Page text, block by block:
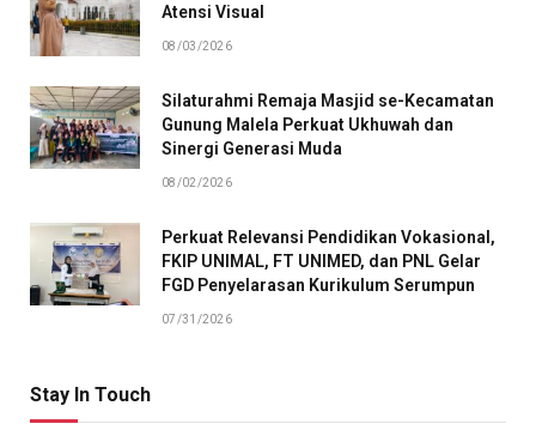
Atensi Visual
08/03/2026
Silaturahmi Remaja Masjid se-Kecamatan
Gunung Malela Perkuat Ukhuwah dan
Sinergi Generasi Muda
08/02/2026
Perkuat Relevansi Pendidikan Vokasional,
FKIP UNIMAL, FT UNIMED, dan PNL Gelar
FGD Penyelarasan Kurikulum Serumpun
07/31/2026
Stay In Touch